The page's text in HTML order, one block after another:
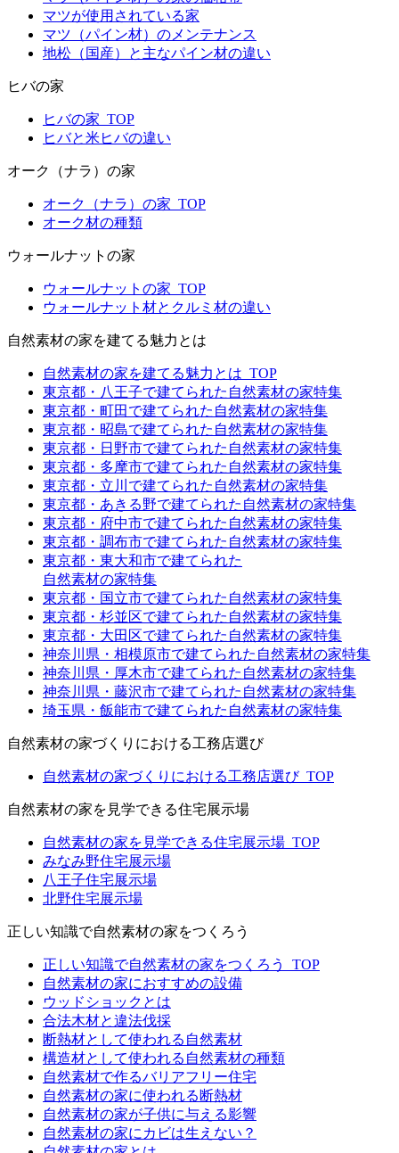
マツが使用されている家
マツ（パイン材）のメンテナンス
地松（国産）と主なパイン材の違い
ヒバの家
ヒバの家_TOP
ヒバと米ヒバの違い
オーク（ナラ）の家
オーク（ナラ）の家_TOP
オーク材の種類
ウォールナットの家
ウォールナットの家_TOP
ウォールナット材とクルミ材の違い
自然素材の家を建てる魅力とは
自然素材の家を建てる魅力とは_TOP
東京都・八王子で建てられた自然素材の家特集
東京都・町田で建てられた自然素材の家特集
東京都・昭島で建てられた自然素材の家特集
東京都・日野市で建てられた自然素材の家特集
東京都・多摩市で建てられた自然素材の家特集
東京都・立川で建てられた自然素材の家特集
東京都・あきる野で建てられた自然素材の家特集
東京都・府中市で建てられた自然素材の家特集
東京都・調布市で建てられた自然素材の家特集
東京都・東大和市で建てられた
自然素材の家特集
東京都・国立市で建てられた自然素材の家特集
東京都・杉並区で建てられた自然素材の家特集
東京都・大田区で建てられた自然素材の家特集
神奈川県・相模原市で建てられた自然素材の家特集
神奈川県・厚木市で建てられた自然素材の家特集
神奈川県・藤沢市で建てられた自然素材の家特集
埼玉県・飯能市で建てられた自然素材の家特集
自然素材の家づくりにおける工務店選び
自然素材の家づくりにおける工務店選び_TOP
自然素材の家を見学できる住宅展示場
自然素材の家を見学できる住宅展示場_TOP
みなみ野住宅展示場
八王子住宅展示場
北野住宅展示場
正しい知識で自然素材の家をつくろう
正しい知識で自然素材の家をつくろう_TOP
自然素材の家におすすめの設備
ウッドショックとは
合法木材と違法伐採
断熱材として使われる自然素材
構造材として使われる自然素材の種類
自然素材で作るバリアフリー住宅
自然素材の家に使われる断熱材
自然素材の家が子供に与える影響
自然素材の家にカビは生えない？